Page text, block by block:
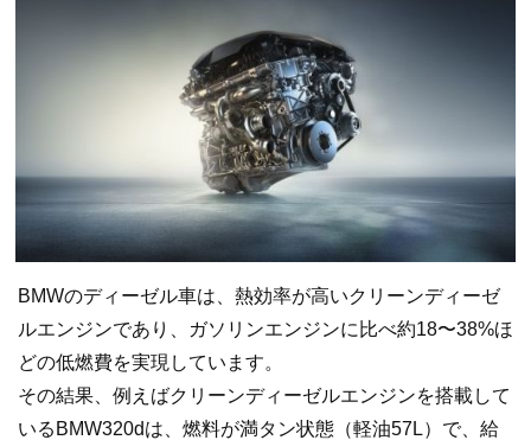
BMWのディーゼル車は、熱効率が高いクリーンディーゼ
ルエンジンであり、ガソリンエンジンに比べ約18〜38%ほ
どの低燃費を実現しています。
その結果、例えばクリーンディーゼルエンジンを搭載して
いるBMW320dは、燃料が満タン状態（軽油57L）で、給